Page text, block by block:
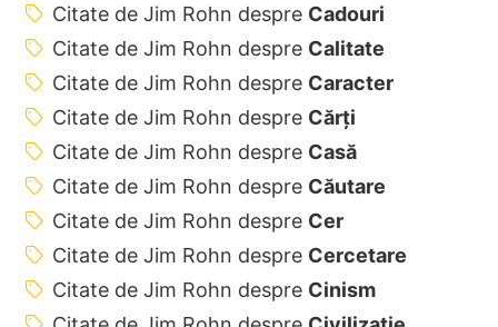
Citate de Jim Rohn despre Cadouri
Citate de Jim Rohn despre Calitate
Citate de Jim Rohn despre Caracter
Citate de Jim Rohn despre Cărți
Citate de Jim Rohn despre Casă
Citate de Jim Rohn despre Căutare
Citate de Jim Rohn despre Cer
Citate de Jim Rohn despre Cercetare
Citate de Jim Rohn despre Cinism